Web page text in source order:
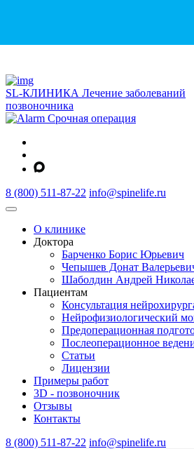
SL-КЛИНИКА Лечение заболеваний
позвоночника
Срочная операция
8 (800) 511-87-22 info@spinelife.ru
О клинике
Доктора
Барченко Борис Юрьевич
Чепышев Донат
Шаболдин Андрей
Пациентам
Консультация
Нейрофизиологический
Предоперационная
Послеоперационное
Статьи
Лицензии
Примеры работ
3D - позвоночник
Отзывы
Контакты
8 (800) 511-87-22 info@spinelife.ru